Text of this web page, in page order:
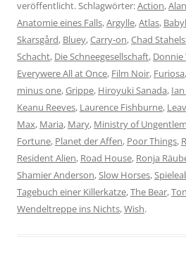
veröffentlicht. Schlagwörter:Action,
Anatomie eines Falls,Argylle,Atlas,
Skarsgård, Bluey,Carry-on,Chad
Schacht, Die Schneegesellschaft, Donnie
Everywere All at Once, Film Noir, Furiosa,
minus one,Grippe, Hiroyuki Sanada,
Keanu Reeves, Laurence Fishburne,
Max, Maria, Mary, Ministry of
Fortune, Planet der Affen, Poor Things,
Resident Alien, Road House, Ronja
Shamier Anderson,Slow Horses,
Tagebuch einer Killerkatze,The Bear,
Wendeltreppe ins Nichts,Wish.